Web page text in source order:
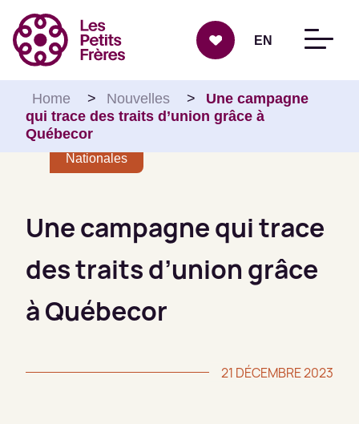
EN
Home > Nouvelles >
Une campagne
qui trace des traits d’union grâce à
Québecor
Nationales
Une campagne qui trace
des traits d’union grâce
à Québecor
21 DÉCEMBRE 2023